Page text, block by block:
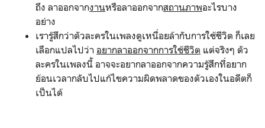
ถึง ลาออกจากงานหรือลาออกจากสถานภาพอะไรบาง
อย่าง
เรารู้สึกว่าตัวละครในเพลงดูเหนื่อยล้ากับการใช้ชีวิต ก็เลย
เลือกแปลไปว่า อยากลาออกจากการใช้ชีวิต แต่จริงๆ ตัว
ละครในเพลงนี้ อาจจะอยากลาออกจากความรู้สึกที่อยาก
ย้อนเวลากลับไปแก้ไขความผิดพลาดของตัวเองในอดีตก็
เป็นได้